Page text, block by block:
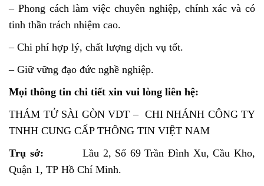
– Phong cách làm việc chuyên nghiệp, chính xác và có
tinh thần trách nhiệm cao.
– Chi phí hợp lý, chất lượng dịch vụ tốt.
– Giữ vững đạo đức nghề nghiệp.
Mọi thông tin chi tiết xin vui lòng liên hệ:
THÁM TỬ SÀI GÒN VDT – CHI NHÁNH CÔNG TY
TNHH CUNG CẤP THÔNG TIN VIỆT NAM
Trụ sở: Lầu 2, Số 69 Trần Đình Xu, Cầu Kho,
Quận 1, TP Hồ Chí Minh.